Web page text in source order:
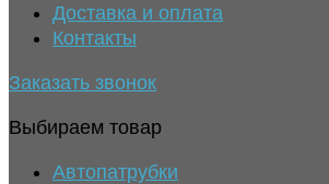
Доставка и оплата
Контакты
Заказать звонок
Выбираем товар
Автопатрубки